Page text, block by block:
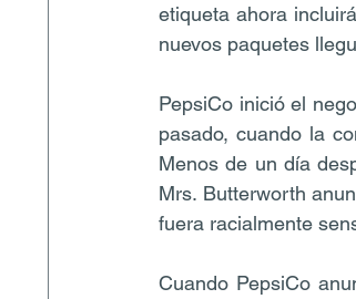
etiqueta ahora
nuevos paquetes
PepsiCo inició el
pasado, cuando la
Menos de un día
Mrs. Butterworth
fuera racialmente
Cuando PepsiCo